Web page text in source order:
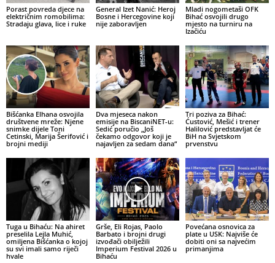
Porast povreda djece na
električnim romobilima:
Stradaju glava, lice i ruke
General Izet Nanić: Heroj
Bosne i Hercegovine koji
nije zaboravljen
Mladi nogometaši OFK
Bihać osvojili drugo
mjesto na turniru na
Izačiću
Bišćanka Elhana osvojila
društvene mreže: Njene
snimke dijele Toni
Cetinski, Marija Šerifović i
brojni mediji
Dva mjeseca nakon
emisije na BiscaniNET-u:
Sedić poručio „Još
čekamo odgovor koji je
najavljen za sedam dana“
Tri poziva za Bihać:
Ćustović, Mešić i trener
Halilović predstavljat će
BiH na Svjetskom
prvenstvu
Tuga u Bihaću: Na ahiret
preselila Lejla Muhić,
omiljena Bišćanka o kojoj
su svi imali samo riječi
hvale
Grše, Eli Rojas, Paolo
Barbato i brojni drugi
izvođači obilježili
Imperium Festival 2026 u
Bihaću
Povećana osnovica za
plate u USK: Najviše će
dobiti oni sa najvećim
primanjima